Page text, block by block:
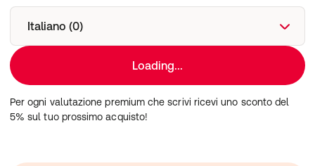
Italiano (0)
Loading...
Per ogni valutazione premium che scrivi ricevi uno sconto del
5% sul tuo prossimo acquisto!